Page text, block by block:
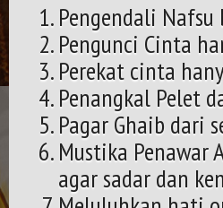
Pengendali
Pengunci Cinta
Perekat cinta
Penangkal Pelet
Pagar Ghaib dari
Mustika Penawar
agar sadar dan